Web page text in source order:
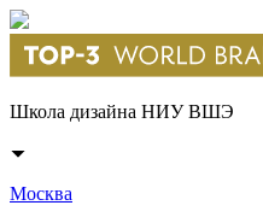
Школа дизайна НИУ ВШЭ
Москва